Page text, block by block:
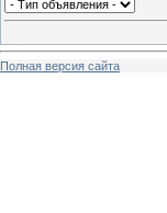
Полная версия сайта